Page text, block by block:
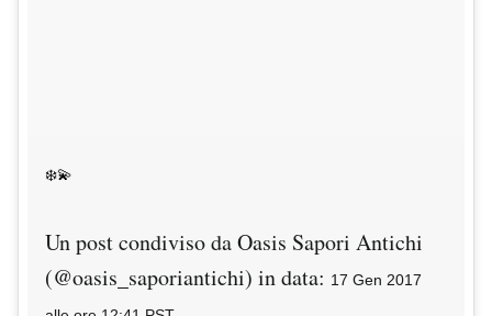
❄️💫
Un post condiviso da Oasis Sapori Antichi
(@oasis_saporiantichi) in data: 17 Gen 2017